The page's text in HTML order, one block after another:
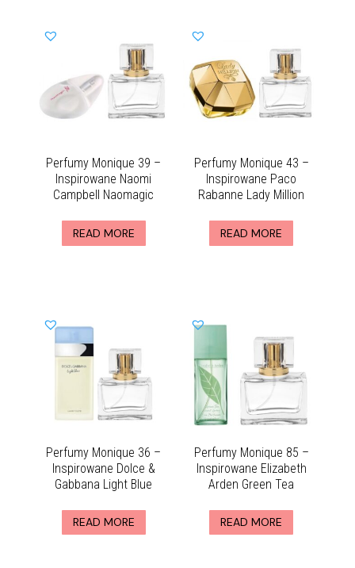
Perfumy Monique 39 –
Inspirowane Naomi
Campbell Naomagic
READ MORE
Perfumy Monique 43 –
Inspirowane Paco
Rabanne Lady Million
READ MORE
Perfumy Monique 36 –
Inspirowane Dolce &
Gabbana Light Blue
READ MORE
Perfumy Monique 85 –
Inspirowane Elizabeth
Arden Green Tea
READ MORE